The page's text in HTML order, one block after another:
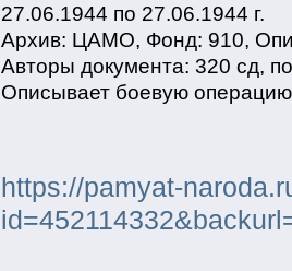
27.06.1944 по 27.06.1944 г.
Архив: ЦАМО, Фонд: 910,
Авторы документа: 320 сд,
Описывает боевую
https://pamyat-